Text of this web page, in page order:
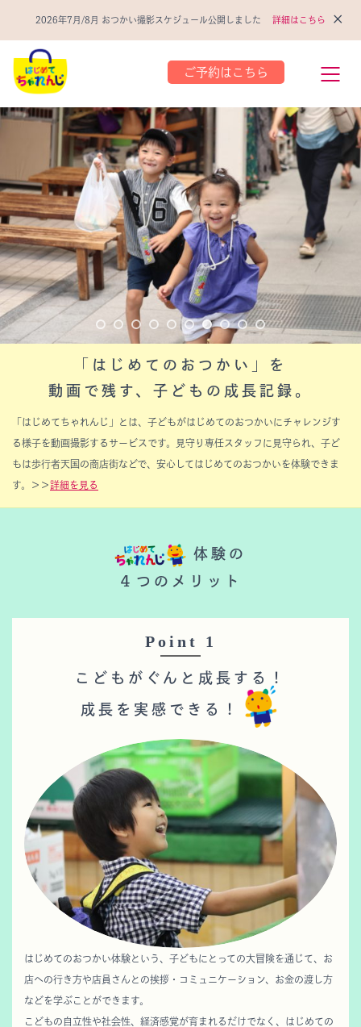
×
2026年7月/8月 おつかい撮影スケジュール公開しました 詳細はこちら
ご予約はこちら
「はじめてのおつかい」を
動画で残す、子どもの成長記録。
「はじめてちゃれんじ」とは、子どもがはじめてのおつかいにチャレンジす
る様子を動画撮影するサービスです。見守り専任スタッフに見守られ、子ど
もは歩行者天国の商店街などで、安心してはじめてのおつかいを体験できま
す。＞＞詳細を見る
体験の
４つのメリット
Point 1
こどもがぐんと成長する！
成長を実感できる！
はじめてのおつかい体験という、子どもにとっての大冒険を通じて、お
店への行き方や店員さんとの挨拶・コミュニケーション、お金の渡し方
などを学ぶことができます。
こどもの自立性や社会性、経済感覚が育まれるだけでなく、はじめての